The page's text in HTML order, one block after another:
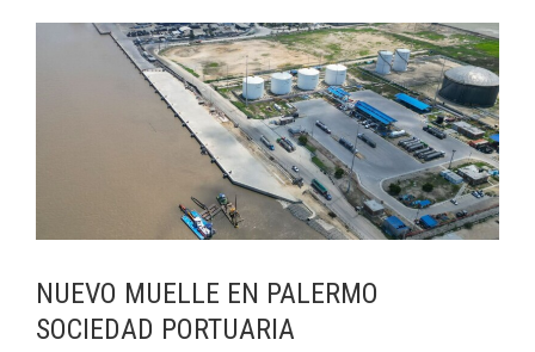
NUEVO MUELLE EN PALERMO
SOCIEDAD PORTUARIA